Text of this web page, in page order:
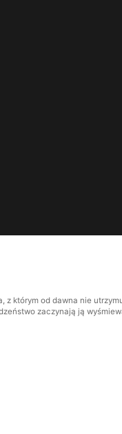
którym od dawna nie
zaczynają ją